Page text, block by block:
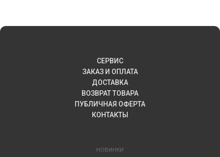
СЕРВИС
ЗАКАЗ И ОПЛАТА
ДОСТАВКА
ВОЗВРАТ ТОВАРА
ПУБЛИЧНАЯ ОФЕРТА
КОНТАКТЫ
НОВИНКИ